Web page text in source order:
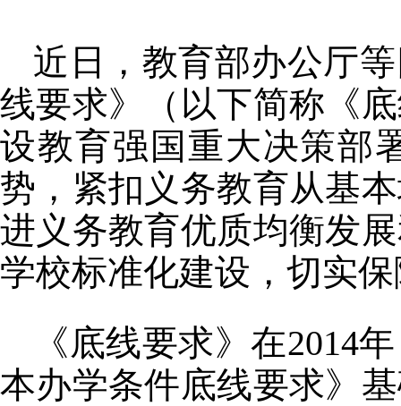
近日，教育部办公厅
线要求》（以下简称《
设教育强国重大决策部
势，紧扣义务教育从基
进义务教育优质均衡发
学校标准化建设，切实
《底线要求》在2014
本办学条件底线要求》